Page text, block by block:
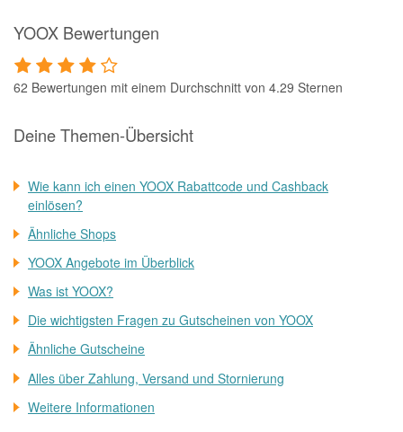
YOOX Bewertungen
62 Bewertungen mit einem Durchschnitt von 4.29 Sternen
Deine Themen-Übersicht
Wie kann ich einen YOOX Rabattcode und Cashback
einlösen?
Ähnliche Shops
YOOX Angebote im Überblick
Was ist YOOX?
Die wichtigsten Fragen zu Gutscheinen von YOOX
Ähnliche Gutscheine
Alles über Zahlung, Versand und Stornierung
Weitere Informationen